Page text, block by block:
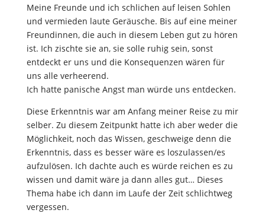
Meine Freunde und ich schlichen auf leisen Sohlen
und vermieden laute Geräusche. Bis auf eine meiner
Freundinnen, die auch in diesem Leben gut zu hören
ist. Ich zischte sie an, sie solle ruhig sein, sonst
entdeckt er uns und die Konsequenzen wären für
uns alle verheerend.
Ich hatte panische Angst man würde uns entdecken.
Diese Erkenntnis war am Anfang meiner Reise zu mir
selber. Zu diesem Zeitpunkt hatte ich aber weder die
Möglichkeit, noch das Wissen, geschweige denn die
Erkenntnis, dass es besser wäre es loszulassen/es
aufzulösen. Ich dachte auch es würde reichen es zu
wissen und damit wäre ja dann alles gut… Dieses
Thema habe ich dann im Laufe der Zeit schlichtweg
vergessen.